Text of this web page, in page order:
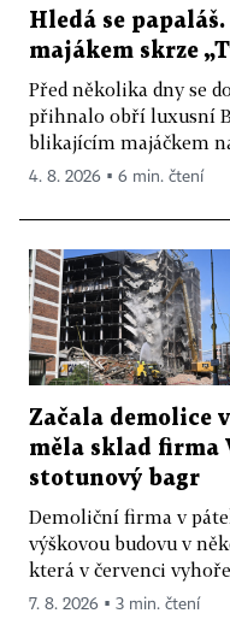
Hledá se
majákem skrze
Před několika dny se
přihnalo obří luxusní
blikajícím majáčkem
4. 8. 2026 ▪ 6 min. čtení
Začala demolice
měla sklad firma
stotunový bagr
Demoliční firma v
výškovou budovu v
která v červenci
7. 8. 2026 ▪ 3 min. čtení